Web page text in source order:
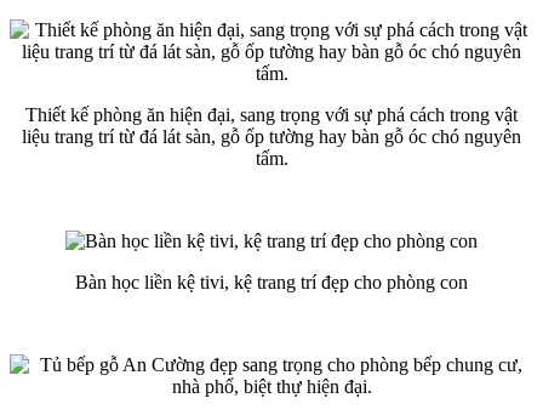
Thiết kế phòng ăn hiện đại, sang trọng với sự phá cách trong vật
liệu trang trí từ đá lát sàn, gỗ ốp tường hay bàn gỗ óc chó nguyên
tấm.
Bàn học liền kệ tivi, kệ trang trí đẹp cho phòng con